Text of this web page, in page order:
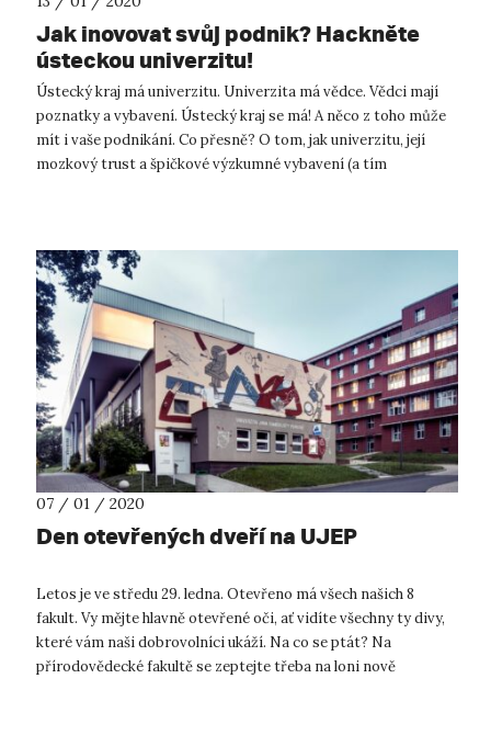
Jak inovovat svůj podnik? Hackněte
ústeckou univerzitu!
Ústecký kraj má univerzitu. Univerzita má vědce. Vědci mají
poznatky a vybavení. Ústecký kraj se má! A něco z toho může
mít i vaše podnikání. Co přesně? O tom, jak univerzitu, její
mozkový trust a špičkové výzkumné vybavení (a tím
07 / 01 / 2020
Den otevřených dveří na UJEP
Letos je ve středu 29. ledna. Otevřeno má všech našich 8
fakult. Vy mějte hlavně otevřené oči, ať vidíte všechny ty divy,
které vám naši dobrovolníci ukáží. Na co se ptát? Na
přírodovědecké fakultě se zeptejte třeba na loni nově